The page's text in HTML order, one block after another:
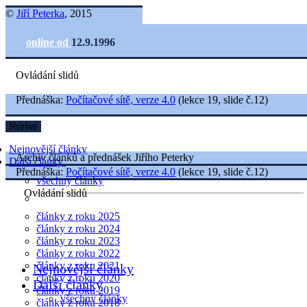
© Jiří Peterka, 2015
online od 12.9.1996
Ovládání slidů
Nejnovější články
Další články
všechny články
články z roku 2025
články z roku 2024
články z roku 2023
články z roku 2022
články z roku 2021
články z roku 2020
články z roku 2019
články z roku 2018
Přednáška: Počítačové sítě, verze 4.0 (lekce 19, slide č.12)
Rozbal
Archiv článků a přednášek Jiřího Peterky
Přednáška: Počítačové sítě, verze 4.0 (lekce 19, slide č.12)
Ovládání slidů
Nejnovější články
Další články
všechny články